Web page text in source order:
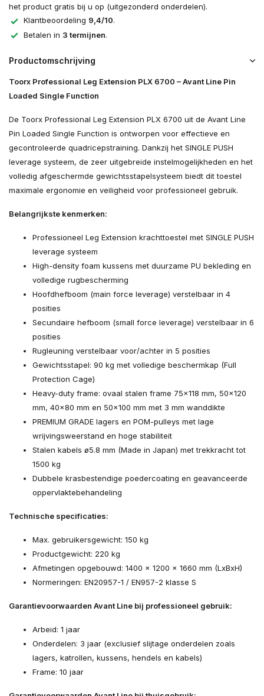
het product gratis bij u op (uitgezonderd onderdelen).
Klantbeoordeling 9,4/10.
Betalen in 3 termijnen.
Productomschrijving
Toorx Professional Leg Extension PLX 6700 – Avant Line Pin
Loaded Single Function
De Toorx Professional Leg Extension PLX 6700 uit de Avant Line
Pin Loaded Single Function is ontworpen voor effectieve en
gecontroleerde quadricepstraining. Dankzij het SINGLE PUSH
leverage systeem, de zeer uitgebreide instelmogelijkheden en het
volledig afgeschermde gewichtsstapelsysteem biedt dit toestel
maximale ergonomie en veiligheid voor professioneel gebruik.
Belangrijkste kenmerken:
Professioneel Leg Extension krachttoestel met SINGLE PUSH
leverage systeem
High-density foam kussens met duurzame PU bekleding en
volledige rugbescherming
Hoofdhefboom (main force leverage) verstelbaar in 4
posities
Secundaire hefboom (small force leverage) verstelbaar in 6
posities
Rugleuning verstelbaar voor/achter in 5 posities
Gewichtsstapel: 90 kg met volledige beschermkap (Full
Protection Cage)
Heavy-duty frame: ovaal stalen frame 75x118 mm, 50x120
mm, 40x80 mm en 50x100 mm met 3 mm wanddikte
PREMIUM GRADE lagers en POM-pulleys met lage
wrijvingsweerstand en hoge stabiliteit
Stalen kabels ø5.8 mm (Made in Japan) met trekkracht tot
1500 kg
Dubbele krasbestendige poedercoating en geavanceerde
oppervlaktebehandeling
Technische specificaties:
Max. gebruikersgewicht: 150 kg
Productgewicht: 220 kg
Afmetingen opgebouwd: 1400 x 1200 x 1660 mm (LxBxH)
Normeringen: EN20957-1 / EN957-2 klasse S
Garantievoorwaarden Avant Line bij professioneel gebruik:
Arbeid: 1 jaar
Onderdelen: 3 jaar (exclusief slijtage onderdelen zoals
lagers, katrollen, kussens, hendels en kabels)
Frame: 10 jaar